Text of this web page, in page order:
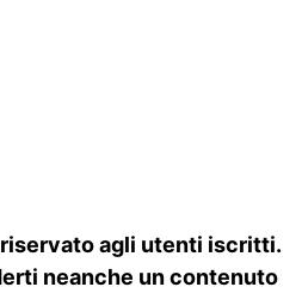
agli utenti iscritti.
neanche un contenuto